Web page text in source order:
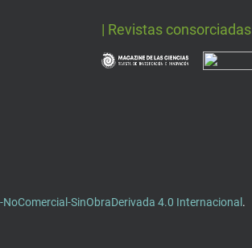
| Revistas consorciadas
SinObraDerivada 4.0 Internacional .